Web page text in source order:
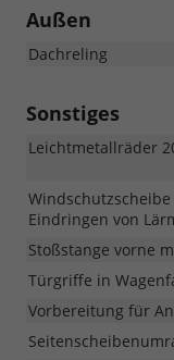
Außen
Dachreling
Sonstiges
Leichtmetallräder
Eindringen von
Stoßstange vorne
Türgriffe in
Vorbereitung für